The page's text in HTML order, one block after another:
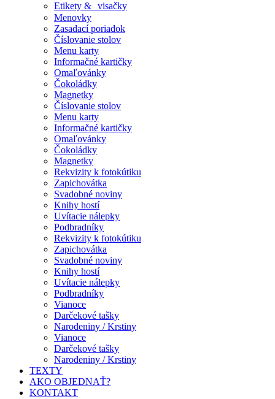
Etikety & visačky
Menovky
Zasadací poriadok
Číslovanie stolov
Menu karty
Informačné kartičky
Omaľovánky
Čokoládky
Magnetky
Číslovanie stolov
Menu karty
Informačné kartičky
Omaľovánky
Čokoládky
Magnetky
Rekvizity k fotokútiku
Zapichovátka
Svadobné noviny
Knihy hostí
Uvítacie nálepky
Podbradníky
Rekvizity k fotokútiku
Zapichovátka
Svadobné noviny
Knihy hostí
Uvítacie nálepky
Podbradníky
Vianoce
Darčekové tašky
Narodeniny / Krstiny
Vianoce
Darčekové tašky
Narodeniny / Krstiny
TEXTY
AKO OBJEDNAŤ?
KONTAKT